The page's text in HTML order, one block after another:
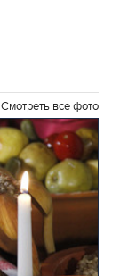
Смотреть все фото